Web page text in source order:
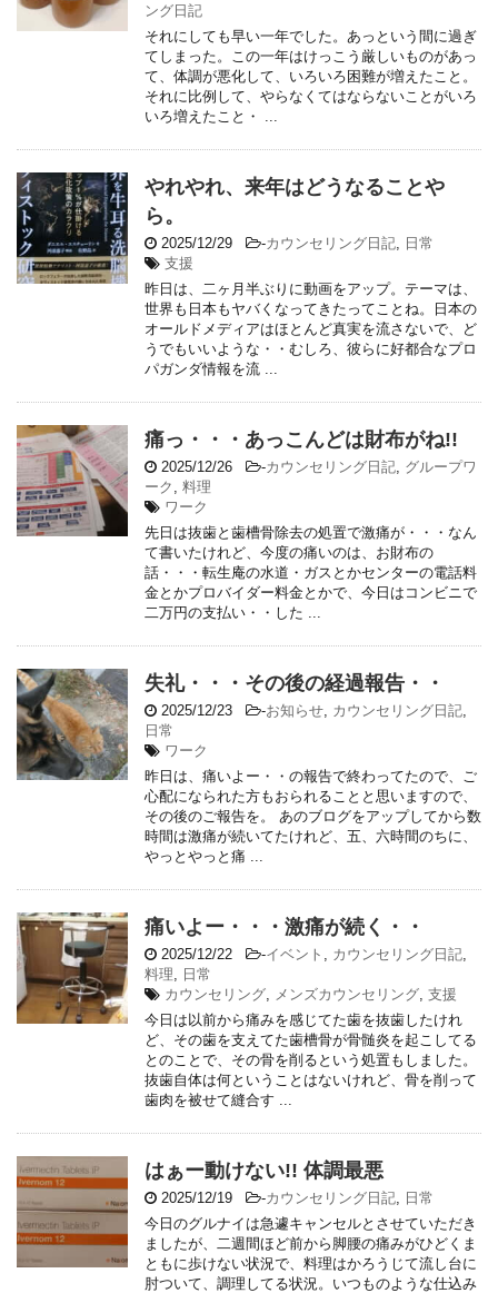
ング日記
それにしても早い一年でした。あっという間に過ぎ
てしまった。この一年はけっこう厳しいものがあっ
て、体調が悪化して、いろいろ困難が増えたこと。
それに比例して、やらなくてはならないことがいろ
いろ増えたこと・ ...
やれやれ、来年はどうなることや
ら。
2025/12/29 -カウンセリング日記, 日常
支援
昨日は、二ヶ月半ぶりに動画をアップ。テーマは、
世界も日本もヤバくなってきたってことね。日本の
オールドメディアはほとんど真実を流さないで、ど
うでもいいような・・むしろ、彼らに好都合なプロ
パガンダ情報を流 ...
痛っ・・・あっこんどは財布がね!!
2025/12/26 -カウンセリング日記, グループワ
ーク , 料理
ワーク
先日は抜歯と歯槽骨除去の処置で激痛が・・・なん
て書いたけれど、今度の痛いのは、お財布の
話・・・転生庵の水道・ガスとかセンターの電話料
金とかプロバイダー料金とかで、今日はコンビニで
二万円の支払い・・した ...
失礼・・・その後の経過報告・・
2025/12/23 -お知らせ, カウンセリング日記,
日常
ワーク
昨日は、痛いよー・・の報告で終わってたので、ご
心配になられた方もおられることと思いますので、
その後のご報告を。 あのブログをアップしてから数
時間は激痛が続いてたけれど、五、六時間のちに、
やっとやっと痛 ...
痛いよー・・・激痛が続く・・
2025/12/22 -イベント , カウンセリング日記,
料理, 日常
カウンセリング, メンズカウンセリング, 支援
今日は以前から痛みを感じてた歯を抜歯したけれ
ど、その歯を支えてた歯槽骨が骨髄炎を起こしてる
とのことで、その骨を削るという処置もしました。
抜歯自体は何ということはないけれど、骨を削って
歯肉を被せて縫合す ...
はぁー動けない!! 体調最悪
2025/12/19 -カウンセリング日記, 日常
今日のグルナイは急遽キャンセルとさせていただき
ましたが、二週間ほど前から脚腰の痛みがひどくま
ともに歩けない状況で、料理はかろうじて流し台に
肘ついて、調理してる状況。いつものような仕込み